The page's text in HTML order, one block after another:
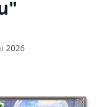
2026